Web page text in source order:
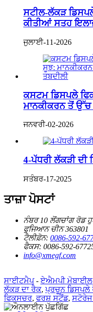
ਸਟੀਲ-ਲੱਕੜ
ਕੀਤੀਆਂ ਸਤਹ
ਜੁਲਾਈ-11-2026
ਕਸਟਮ ਡਿਸਪਲੇ
ਮਾਨਕੀਕਰਨ ਤੋਂ
ਜਨਵਰੀ-02-2026
4-ਪੱਧਰੀ ਲੱਕੜੀ ਦੀ
ਸਤੰਬਰ-17-2025
ਤਾਜ਼ਾ ਪੋਸਟਾਂ
ਨੰਬਰ 10 ਲੋਂਗਚਾਂਗ ਰੋਡ
ਫੁਜਿਆਨ ਚੀਨ 363801
ਟੈਲੀਫ਼ੋਨ: 0086-592-
ਫੈਕਸ: 0086-592-
info@xmegf.com
ਸਾਈਟਮੈਪ-ਏਐਮਪੀ ਮੋਬਾਈਲ
ਲੱਕੜ ਦਾ ਰੈਕ,ਪ੍ਰਚੂਨ ਡਿਸਪਲੇ
ਫਿਕਸਚਰ,ਫਰਸ਼ ਸਟੈਂਡ, ਸਟੋਰੇਜ